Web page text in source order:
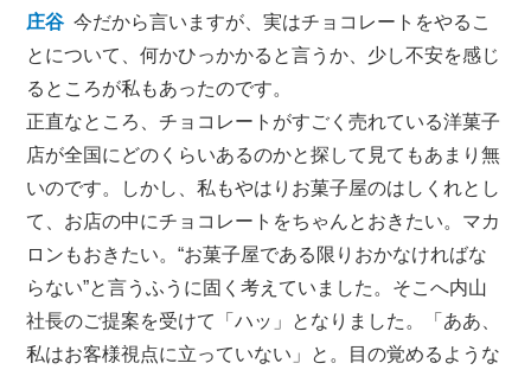
庄谷 今だから言いますが、実はチョコレートをやるこ
とについて、何かひっかかると言うか、少し不安を感じ
るところが私もあったのです。
正直なところ、チョコレートがすごく売れている洋菓子
店が全国にどのくらいあるのかと探して見てもあまり無
いのです。しかし、私もやはりお菓子屋のはしくれとし
て、お店の中にチョコレートをちゃんとおきたい。マカ
ロンもおきたい。“お菓子屋である限りおかなければな
らない”と言うふうに固く考えていました。そこへ内山
社長のご提案を受けて「ハッ」となりました。「ああ、
私はお客様視点に立っていない」と。目の覚めるような